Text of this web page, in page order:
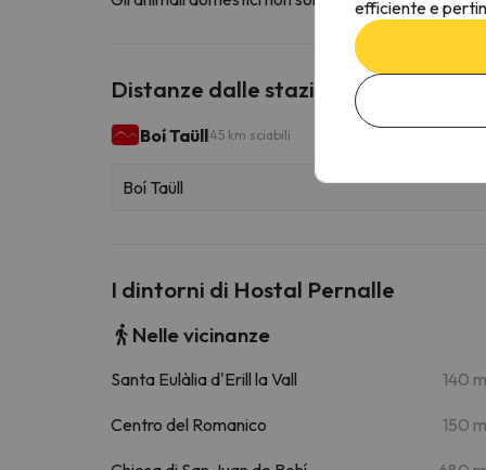
Distanze dalle stazioni sciistiche
Boí Taüll45 km sciabili
Boí Taüll
I dintorni di Hostal Pernalle
Nelle vicinanze
Santa Eulàlia d'Erill la Vall 140 m
Centro del Romanico 150 m
efficiente e